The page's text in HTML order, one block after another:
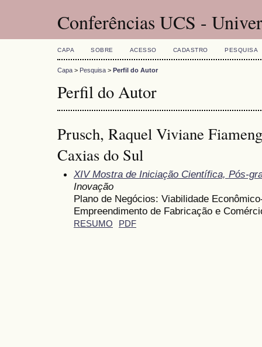
Conferências UCS -
CAPA SOBRE ACESSO CADASTRO PESQUISA
Capa > Pesquisa > Perfil do Autor
Perfil do Autor
Prusch, Raquel Viviane
Caxias do Sul
XIV Mostra de Iniciação Científica, Pós-
Inovação
Plano de Negócios: Viabilidade
Empreendimento de Fabricação e
RESUMO PDF